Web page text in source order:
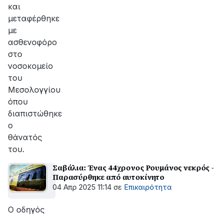
και
μεταφέρθηκε
με
ασθενοφόρο
στο
νοσοκομείο
του
Μεσολογγίου
όπου
διαπιστώθηκε
ο
θάνατός
του.
Σαβάλια: Ένας 44χρονος Ρουμάνος νεκρός -
Παρασύρθηκε από αυτοκίνητο
04 Απρ 2025 11:14 σε Επικαιρότητα
Ο οδηγός